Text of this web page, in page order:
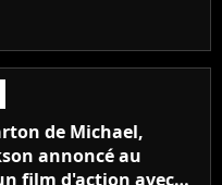
de Michael,
annoncé au
film d'action avec